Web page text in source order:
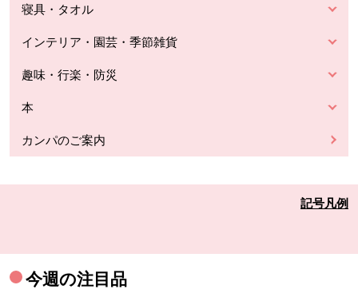
寝具・タオル
インテリア・園芸・季節雑貨
趣味・行楽・防災
本
カンパのご案内
記号凡例
今週の注目品